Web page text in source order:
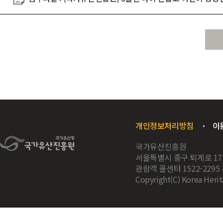
개인정보처리방침
이
국가유산진흥원
서울특별시 중구 퇴계로
관람객 콜센터 1522-
Copyright(C) Korea